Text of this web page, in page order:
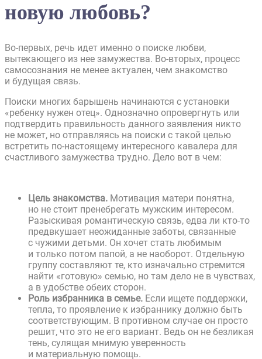
новую любовь?
Во-первых, речь идет именно о поиске любви,
вытекающего из нее замужества. Во-вторых, процесс
самосознания не менее актуален, чем знакомство
и будущая связь.
Поиски многих барышень начинаются с установки
«ребенку нужен отец». Однозначно опровергнуть или
подтвердить правильность данного заявления никто
не может, но отправляясь на поиски с такой целью
встретить по-настоящему интересного кавалера для
счастливого замужества трудно. Дело вот в чем:
Цель знакомства. Мотивация матери понятна,
но не стоит пренебрегать мужским интересом.
Разыскивая романтическую связь, едва ли кто-то
предвкушает неожиданные заботы, связанные
с чужими детьми. Он хочет стать любимым
и только потом папой, а не наоборот. Отдельную
группу составляют те, кто изначально стремится
найти «готовую» семью, но там дело не в чувствах,
а в удобстве обеих сторон.
Роль избранника в семье. Если ищете поддержки,
тепла, то проявление к избраннику должно быть
соответствующим. В противном случае он просто
решит, что это не его вариант. Ведь он не безликая
тень, сулящая мнимую уверенность
и материальную помощь.